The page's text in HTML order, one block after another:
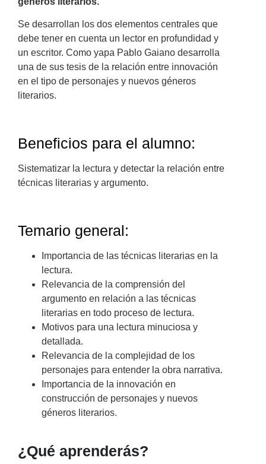
Se desarrollan los dos elementos centrales que
debe tener en cuenta un lector en profundidad y
un escritor. Como yapa Pablo Gaiano desarrolla
una de sus tesis de la relación entre innovación
en el tipo de personajes y nuevos géneros
literarios.
Beneficios para el alumno:
Sistematizar la lectura y detectar la relación entre
técnicas literarias y argumento.
Temario general:
Importancia de las técnicas literarias en la
lectura.
Relevancia de la comprensión del
argumento en relación a las técnicas
literarias en todo proceso de lectura.
Motivos para una lectura minuciosa y
detallada.
Relevancia de la complejidad de los
personajes para entender la obra narrativa.
Importancia de la innovación en
construcción de personajes y nuevos
géneros literarios.
¿Qué aprenderás?